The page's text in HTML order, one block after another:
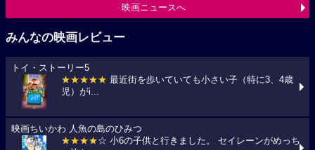
映画ニュースへ
みんなの映画レビュー
トイ・ストーリー5
★★★★★ 最近街を歩いていても小さい子（特に3、4歳
児）がi...
映画ちいかわ 人魚の島のひみつ
★★★★☆ 小6の子供と行きました。 セイレーンがめっち